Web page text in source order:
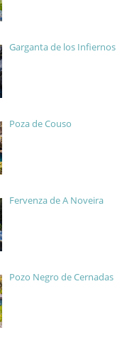
Garganta de los Infiernos
Poza de Couso
Fervenza de A Noveira
Pozo Negro de Cernadas